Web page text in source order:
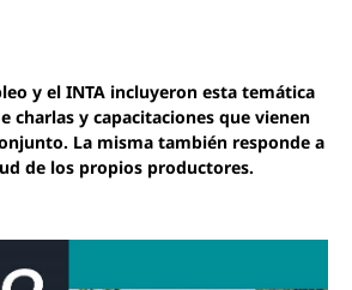
y el INTA incluyeron esta temática
charlas y capacitaciones que vienen
La misma también responde a
de los propios productores.